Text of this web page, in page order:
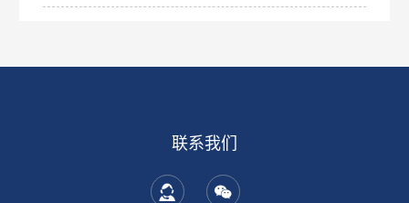
联系我们